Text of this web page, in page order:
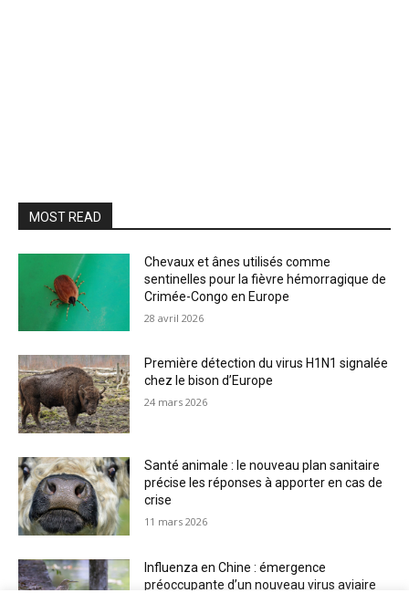
MOST READ
Chevaux et ânes utilisés comme
sentinelles pour la fièvre hémorragique de
Crimée-Congo en Europe
28 avril 2026
Première détection du virus H1N1 signalée
chez le bison d’Europe
24 mars 2026
Santé animale : le nouveau plan sanitaire
précise les réponses à apporter en cas de
crise
11 mars 2026
Influenza en Chine : émergence
préoccupante d’un nouveau virus aviaire